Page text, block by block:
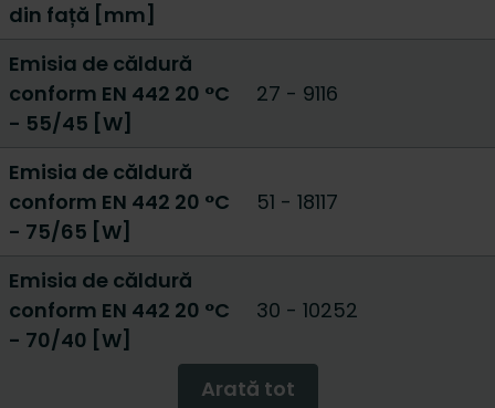
din față [mm]
Emisia de căldură
conform EN 442 20 °C
- 55/45 [W]
27 - 9116
Emisia de căldură
conform EN 442 20 °C
- 75/65 [W]
51 - 18117
Emisia de căldură
conform EN 442 20 °C
- 70/40 [W]
30 - 10252
Arată tot